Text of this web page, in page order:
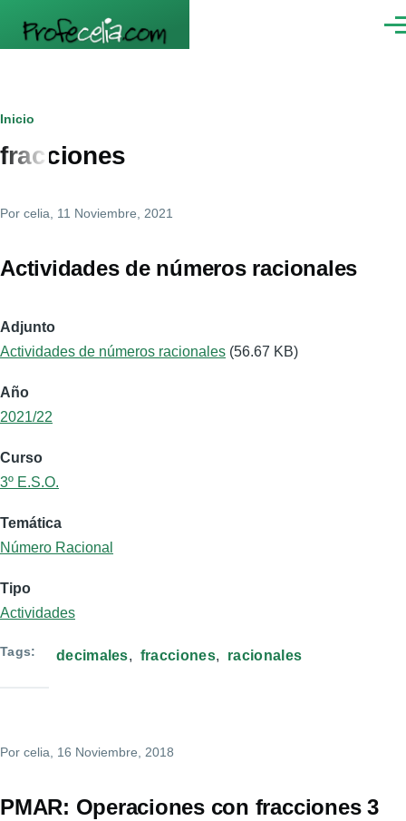
Ruta
de
Inicio
fracciones
Por celia , 11 Noviembre, 2021
Actividades de números racionales
Adjunto
Actividades de números racionales (56.67 KB)
Año
2021/22
Curso
3º E.S.O.
Temática
Número Racional
Tipo
Actividades
Tags decimales fracciones racionales
Por celia , 16 Noviembre, 2018
PMAR: Operaciones con fracciones 3